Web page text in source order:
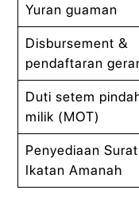
Yuran guaman
Disbursement &
pendaftaran
Duti setem
milik (MOT)
Penyediaan Surat
Ikatan Amanah